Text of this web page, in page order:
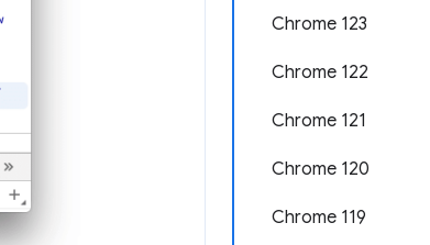
Chrome 123
Chrome 122
Chrome 121
Chrome 120
Chrome 119